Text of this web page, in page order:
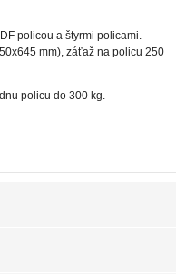
policou a štyrmi policami.
mm), záťaž na policu 250
policu do 300 kg.